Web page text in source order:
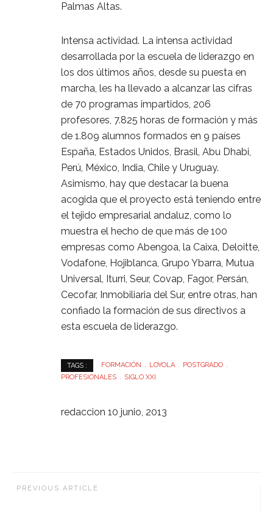
Palmas Altas.
Intensa actividad. La intensa actividad
desarrollada por la escuela de liderazgo en
los dos últimos años, desde su puesta en
marcha, les ha llevado a alcanzar las cifras
de 70 programas impartidos, 206
profesores, 7.825 horas de formación y más
de 1.809 alumnos formados en 9 países
España, Estados Unidos, Brasil, Abu Dhabi,
Perú, México, India, Chile y Uruguay.
Asimismo, hay que destacar la buena
acogida que el proyecto está teniendo entre
el tejido empresarial andaluz, como lo
muestra el hecho de que más de 100
empresas como Abengoa, la Caixa, Deloitte,
Vodafone, Hojiblanca, Grupo Ybarra, Mutua
Universal, Iturri, Seur, Covap, Fagor, Persán,
Cecofar, Inmobiliaria del Sur, entre otras, han
confiado la formación de sus directivos a
esta escuela de liderazgo.
TAGS : FORMACIÓN LOYOLA
POSTGRADO
PROFESIONALES
SIGLO XXI
redaccion 10 junio, 2013
PREVIOUS ARTICLE